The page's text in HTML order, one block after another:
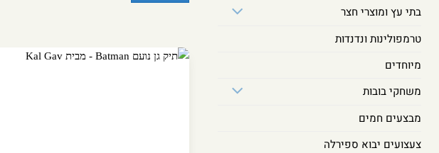
בתי עץ ומוצרי חצר
טרמפולינות ונדנדות
מיוחדים
משחקי בובות
מבצעים חמים
צעצועים יבוא ספירלה